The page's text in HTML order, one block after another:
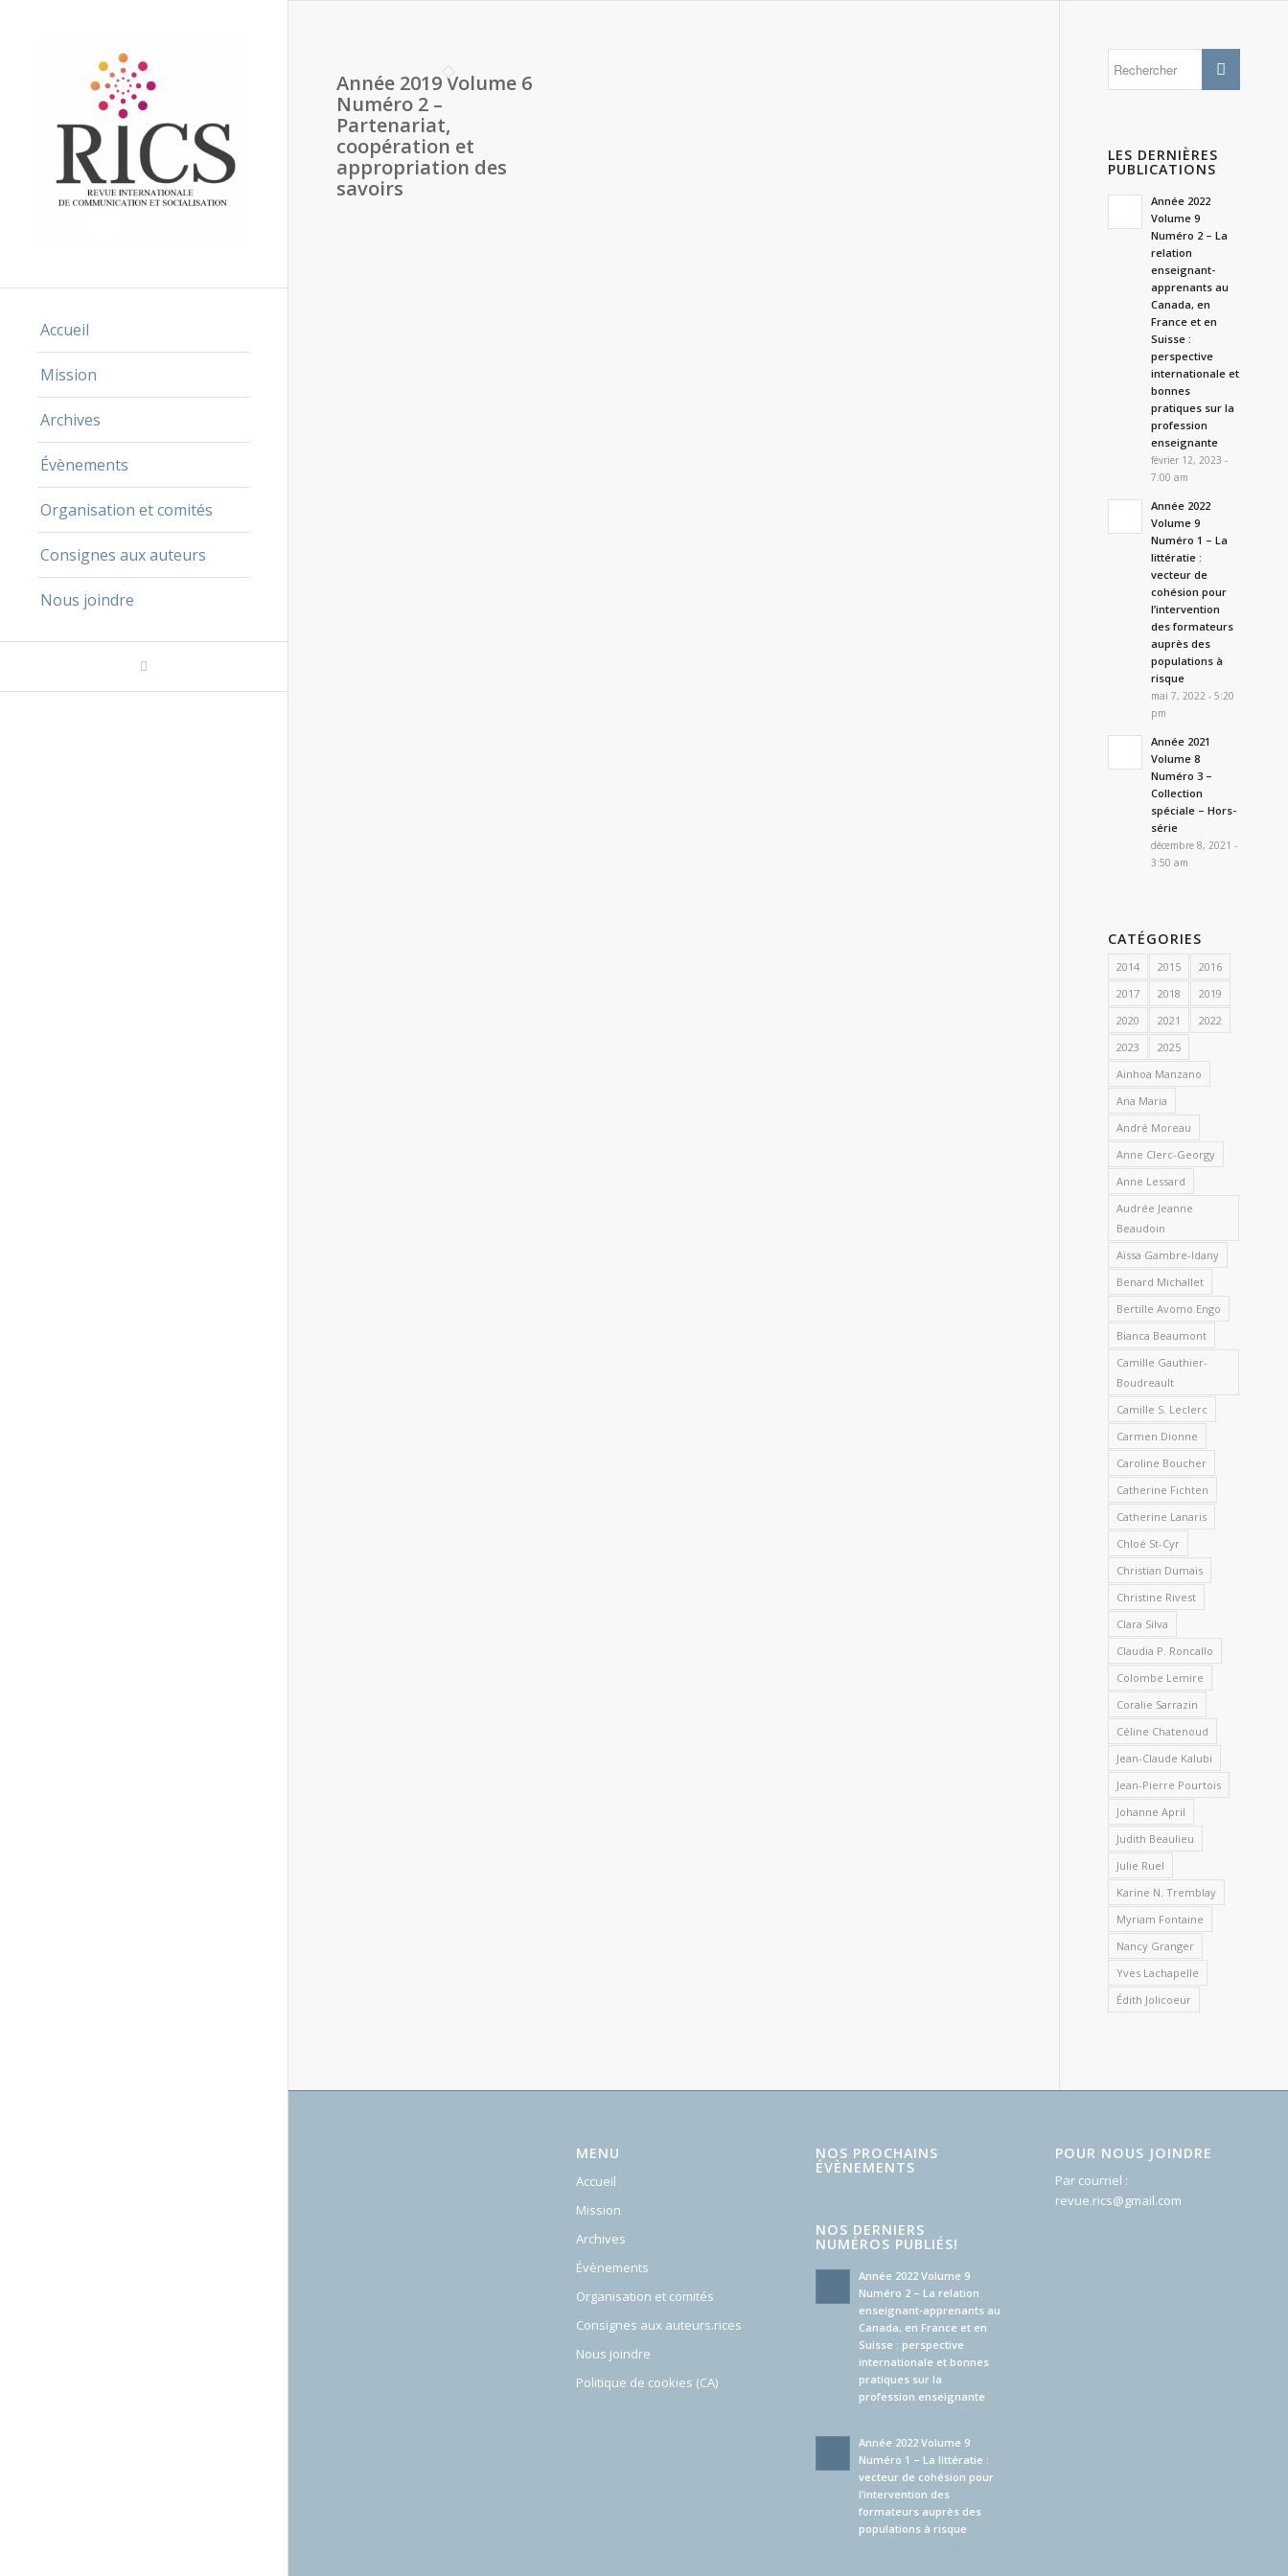
Accueil
Mission
Archives
Évènements
Organisation et comités
Consignes aux auteurs
Nous joindre
Année 2019 Volume 6
Numéro 2 –
Partenariat,
coopération et
appropriation des
savoirs
LES DERNIÈRES
PUBLICATIONS
Année 2022
Volume 9
Numéro 2 – La
relation
enseignant-
apprenants au
Canada, en
France et en
Suisse :
perspective
internationale et
bonnes
pratiques sur la
profession
enseignante
février 12, 2023 -
7:00 am
Année 2022
Volume 9
Numéro 1 – La
littératie :
vecteur de
cohésion pour
l’intervention
des formateurs
auprès des
populations à
risque
mai 7, 2022 - 5:20
pm
Année 2021
Volume 8
Numéro 3 –
Collection
spéciale – Hors-
série
décembre 8, 2021 -
3:50 am
CATÉGORIES
2014 2015
2016
2017
2018
2019
2020
2021
2022
2023
2025
Ainhoa Manzano
Ana Maria
André Moreau
Anne Clerc-Georgy
Anne Lessard
Audrée Jeanne
Beaudoin
Aïssa Gambre-Idany
Benard Michallet
Bertille Avomo Engo
Bianca Beaumont
Camille Gauthier-
Boudreault
Camille S. Leclerc
Carmen Dionne
Caroline Boucher
Catherine Fichten
Catherine Lanaris
Chloé St-Cyr
Christian Dumais
Christine Rivest
Clara Silva
Claudia P. Roncallo
Colombe Lemire
Coralie Sarrazin
Céline Chatenoud
Jean-Claude Kalubi
Jean-Pierre Pourtois
Johanne April
Judith Beaulieu
Julie Ruel
Karine N. Tremblay
Myriam Fontaine
Nancy Granger
Yves Lachapelle
Édith Jolicoeur
MENU
Accueil
Mission
Archives
Évènements
Organisation et comités
Consignes aux auteurs.rices
Nous joindre
Politique de cookies (CA)
NOS PROCHAINS
ÉVÈNEMENTS
NOS DERNIERS
NUMÉROS PUBLIÉS!
Année 2022 Volume 9
Numéro 2 – La relation
enseignant-apprenants au
Canada, en France et en
Suisse : perspective
internationale et bonnes
pratiques sur la
profession enseignante
Année 2022 Volume 9
Numéro 1 – La littératie :
vecteur de cohésion pour
l’intervention des
formateurs auprès des
populations à risque
POUR NOUS JOINDRE
Par courriel :
revue.rics@gmail.com